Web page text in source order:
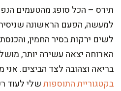
תירס – הכל סופג מהטעמים
למעשה, הפעם הראשונה
לשים ירקות בסיר החמין,
הארוחה יצאה עשירה יותר,
בריאה וצהובה לצד הביצים.
בקטגוריית התוספותשלי לעוד